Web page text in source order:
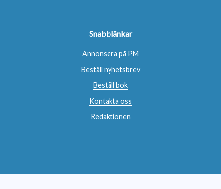
Snabblänkar
Annonsera på PM
Beställ nyhetsbrev
Beställ bok
Kontakta oss
Redaktionen